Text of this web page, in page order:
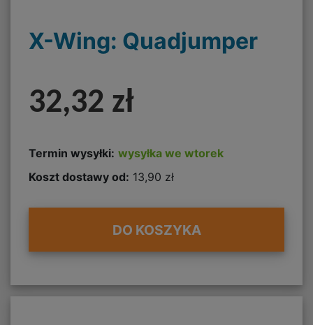
X-Wing: Quadjumper
32,32 zł
Termin wysyłki: wysyłka we wtorek
Koszt dostawy od: 13,90 zł
DO KOSZYKA